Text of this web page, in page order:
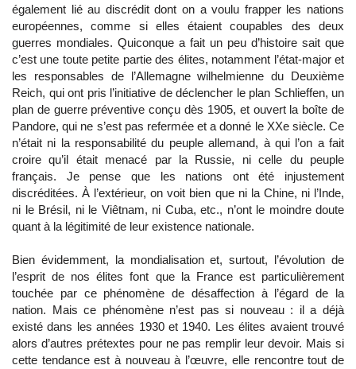
également lié au discrédit dont on a voulu frapper les nations
européennes, comme si elles étaient coupables des deux
guerres mondiales. Quiconque a fait un peu d’histoire sait que
c’est une toute petite partie des élites, notamment l’état-major et
les responsables de l’Allemagne wilhelmienne du Deuxième
Reich, qui ont pris l’initiative de déclencher le plan Schlieffen, un
plan de guerre préventive conçu dès 1905, et ouvert la boîte de
Pandore, qui ne s’est pas refermée et a donné le XXe siècle. Ce
n’était ni la responsabilité du peuple allemand, à qui l’on a fait
croire qu’il était menacé par la Russie, ni celle du peuple
français. Je pense que les nations ont été injustement
discréditées. À l’extérieur, on voit bien que ni la Chine, ni l’Inde,
ni le Brésil, ni le Viêtnam, ni Cuba, etc., n’ont le moindre doute
quant à la légitimité de leur existence nationale.
Bien évidemment, la mondialisation et, surtout, l’évolution de
l’esprit de nos élites font que la France est particulièrement
touchée par ce phénomène de désaffection à l’égard de la
nation. Mais ce phénomène n’est pas si nouveau : il a déjà
existé dans les années 1930 et 1940. Les élites avaient trouvé
alors d’autres prétextes pour ne pas remplir leur devoir. Mais si
cette tendance est à nouveau à l’œuvre, elle rencontre tout de